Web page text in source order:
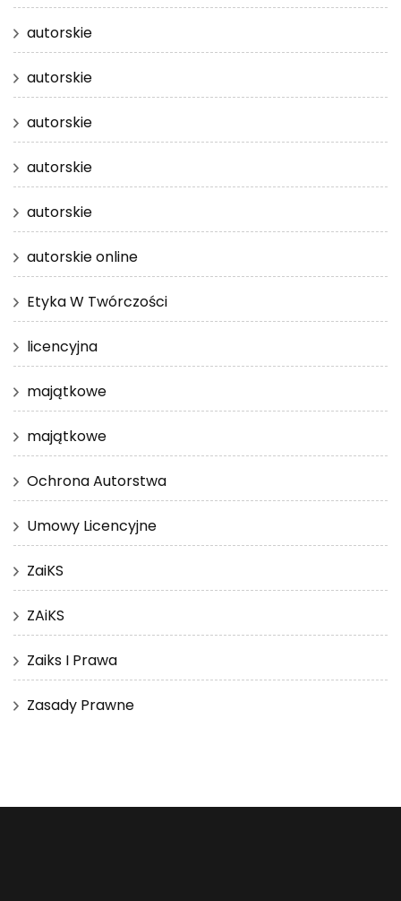
autorskie
autorskie
autorskie
autorskie
autorskie
autorskie online
Etyka W Twórczości
licencyjna
majątkowe
majątkowe
Ochrona Autorstwa
Umowy Licencyjne
ZaiKS
ZAiKS
Zaiks I Prawa
Zasady Prawne